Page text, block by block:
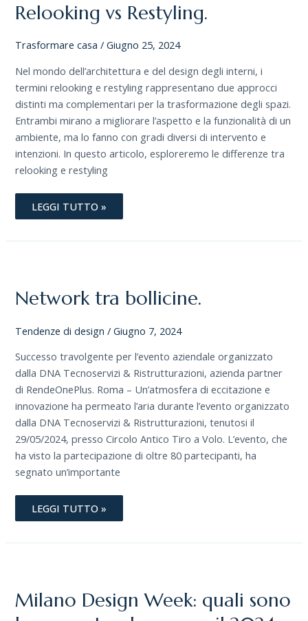
Relooking vs Restyling.
Trasformare casa /Giugno 25, 2024
Nel mondo dell’architettura e del design degli interni, i
termini relooking e restyling rappresentano due approcci
distinti ma complementari per la trasformazione degli spazi.
Entrambi mirano a migliorare l’aspetto e la funzionalità di un
ambiente, ma lo fanno con gradi diversi di intervento e
intenzioni. In questo articolo, esploreremo le differenze tra
relooking e restyling
LEGGI TUTTO »
Network tra bollicine.
Tendenze di design /Giugno 7, 2024
Successo travolgente per l’evento aziendale organizzato
dalla DNA Tecnoservizi & Ristrutturazioni, azienda partner
di RendeOnePlus. Roma – Un’atmosfera di eccitazione e
innovazione ha permeato l’aria durante l’evento organizzato
dalla DNA Tecnoservizi & Ristrutturazioni, tenutosi il
29/05/2024, presso Circolo Antico Tiro a Volo. L’evento, che
ha visto la partecipazione di oltre 80 partecipanti, ha
segnato un’importante
LEGGI TUTTO »
Milano Design Week: quali sono
QUALI
SONO
LE